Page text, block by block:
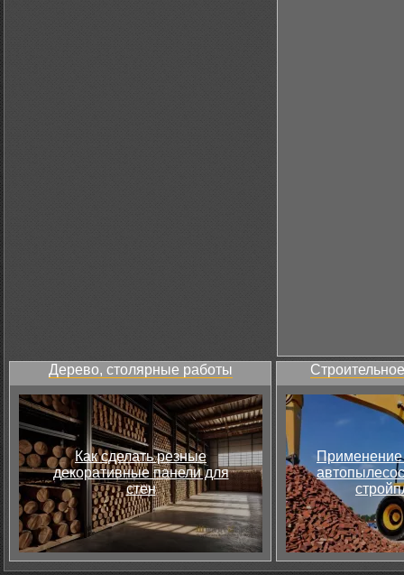
Дерево, столярные работы
Как сделать резные
декоративные панели для
стен
Применение